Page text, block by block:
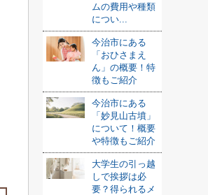
ムの費用や種類
につい...
今治市にある
「おひさまえ
ん」の概要！特
徴もご紹介
今治市にある
「妙見山古墳」
について！概要
や特徴もご紹介
大学生の引っ越
しで挨拶は必
要？得られるメ